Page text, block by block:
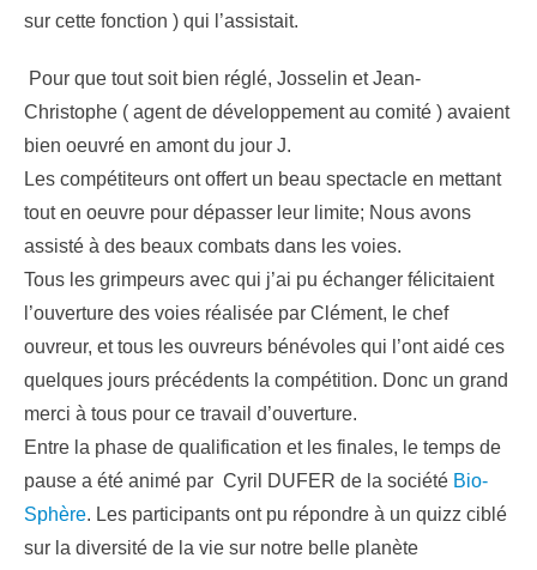
sur cette fonction ) qui l’assistait.
Pour que tout soit bien réglé, Josselin et Jean-
Christophe ( agent de développement au comité ) avaient
bien oeuvré en amont du jour J.
Les compétiteurs ont offert un beau spectacle en mettant
tout en oeuvre pour dépasser leur limite; Nous avons
assisté à des beaux combats dans les voies.
Tous les grimpeurs avec qui j’ai pu échanger félicitaient
l’ouverture des voies réalisée par Clément, le chef
ouvreur, et tous les ouvreurs bénévoles qui l’ont aidé ces
quelques jours précédents la compétition. Donc un grand
merci à tous pour ce travail d’ouverture.
Entre la phase de qualification et les finales, le temps de
pause a été animé par Cyril DUFER de la société Bio-
Sphère. Les participants ont pu répondre à un quizz ciblé
sur la diversité de la vie sur notre belle planète